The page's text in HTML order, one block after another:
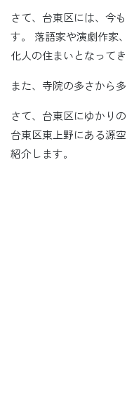
さて、台東区には、今
す。 落語家や演劇作家
化人の住まいとなってき
また、寺院の多さから
さて、台東区にゆかり
台東区東上野にある源
紹介します。